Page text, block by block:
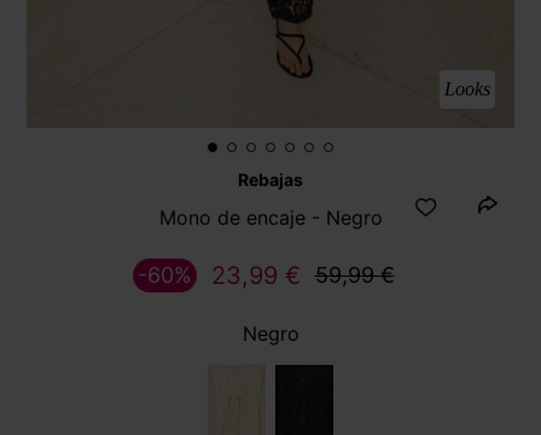
Looks
Rebajas
Mono de encaje - Negro
23,99 € 59,99 €
-60%
Negro